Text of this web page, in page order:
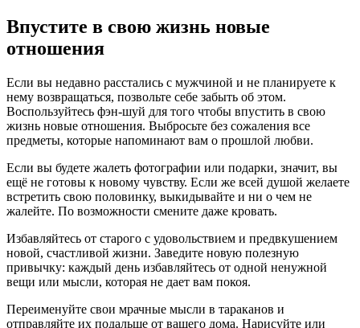
Впустите в свою жизнь новые
отношения
Если вы недавно расстались с мужчиной и не планируете к
нему возвращаться, позвольте себе забыть об этом.
Воспользуйтесь фэн-шуй для того чтобы впустить в свою
жизнь новые отношения. Выбросьте без сожаления все
предметы, которые напоминают вам о прошлой любви.
Если вы будете жалеть фотографии или подарки, значит, вы
ещё не готовы к новому чувству. Если же всей душой желаете
встретить свою половинку, выкидывайте и ни о чем не
жалейте. По возможности смените даже кровать.
Избавляйтесь от старого с удовольствием и предвкушением
новой, счастливой жизни. Заведите новую полезную
привычку: каждый день избавляйтесь от одной ненужной
вещи или мысли, которая не дает вам покоя.
Переименуйте свои мрачные мысли в тараканов и
отправляйте их подальше от вашего дома. Нарисуйте или